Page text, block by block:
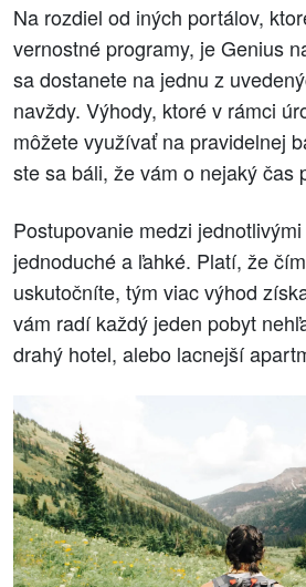
Na rozdiel od iných portálov,
vernostné programy, je Genius
sa dostanete na jednu z
navždy. Výhody, ktoré v rámci
môžete využívať na pravidelnej
ste sa báli, že vám o nejaký čas
Postupovanie medzi
jednoduché a ľahké. Platí, že
uskutočníte, tým viac výhod
vám radí každý jeden pobyt
drahý hotel, alebo lacnejší